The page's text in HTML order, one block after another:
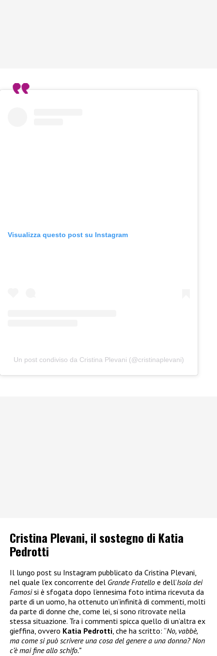
Visualizza questo post su Instagram
Un post condiviso da Cristina Plevani (@cristinaplevani)
Cristina Plevani, il sostegno di Katia
Pedrotti
Il lungo post su Instagram pubblicato da Cristina Plevani,
nel quale l’ex concorrente del Grande Fratello e dell’Isola dei
Famosisi è sfogata dopo l’ennesima foto intima ricevuta da
parte di un uomo, ha ottenuto un’infinità di commenti, molti
da parte di donne che, come lei, si sono ritrovate nella
stessa situazione. Tra i commenti spicca quello di un’altra ex
gieffina, ovvero Katia Pedrotti, che ha scritto: “No, vabbè,
ma come si può scrivere una cosa del genere a una donna? Non
c’è mai fine allo schifo.”